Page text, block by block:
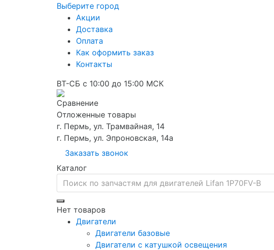
Выберите город
Акции
Доставка
Оплата
Как оформить заказ
Контакты
ВТ-СБ с 10:00 до 15:00 МСК
Сравнение
Отложенные товары
г. Пермь, ул. Трамвайная, 14
г. Пермь, ул. Эпроновская, 14а
Заказать звонок
Каталог
Нет товаров
Двигатели
Двигатели базовые
Двигатели с катушкой освещения